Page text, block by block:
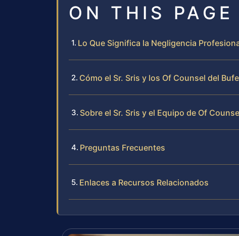
ON THIS PAGE
Lo Que Significa la Negligencia
Cómo el Sr. Sris y los Of Counsel del
Sobre el Sr. Sris y el Equipo de Of
Preguntas Frecuentes
Enlaces a Recursos Relacionados